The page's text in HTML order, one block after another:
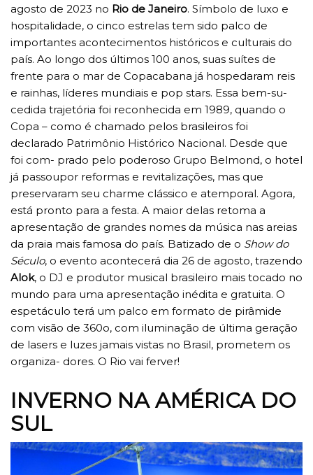
agosto de 2023 no Rio de Janeiro. Símbolo de luxo e
hospitalidade, o cinco estrelas tem sido palco de
importantes acontecimentos históricos e culturais do
país. Ao longo dos últimos 100 anos, suas suítes de
frente para o mar de Copacabana já hospedaram reis
e rainhas, líderes mundiais e pop stars. Essa bem-su-
cedida trajetória foi reconhecida em 1989, quando o
Copa – como é chamado pelos brasileiros foi
declarado Patrimônio Histórico Nacional. Desde que
foi com- prado pelo poderoso Grupo Belmond, o hotel
já passoupor reformas e revitalizações, mas que
preservaram seu charme clássico e atemporal. Agora,
está pronto para a festa. A maior delas retoma a
apresentação de grandes nomes da música nas areias
da praia mais famosa do país. Batizado de o Show do
Século, o evento acontecerá dia 26 de agosto, trazendo
Alok, o DJ e produtor musical brasileiro mais tocado no
mundo para uma apresentação inédita e gratuita. O
espetáculo terá um palco em formato de pirâmide
com visão de 360o, com iluminação de última geração
de lasers e luzes jamais vistas no Brasil, prometem os
organiza- dores. O Rio vai ferver!
INVERNO NA AMÉRICA DO
SUL